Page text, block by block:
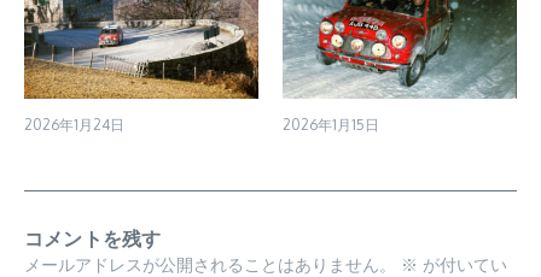
2026年1月24日 2026年1月15日
コメントを残す
メールアドレスが公開されることはありません。 ※ が付いてい